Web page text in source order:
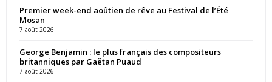
Premier week-end aoûtien de rêve au Festival de l’Été
Mosan
7 août 2026
George Benjamin : le plus français des compositeurs
britanniques par Gaëtan Puaud
7 août 2026